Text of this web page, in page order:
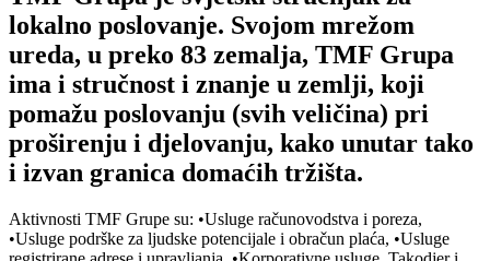
lokalno poslovanje. Svojom mrežom
ureda, u preko 83 zemalja, TMF Grupa
ima i stručnost i znanje u zemlji, koji
pomažu poslovanju (svih veličina) pri
proširenju i djelovanju, kako unutar tako
i izvan granica domaćih tržišta.
Aktivnosti TMF Grupe su: •Usluge računovodstva i poreza,
•Usluge podrške za ljudske potencijale i obračun plaća, •Usluge